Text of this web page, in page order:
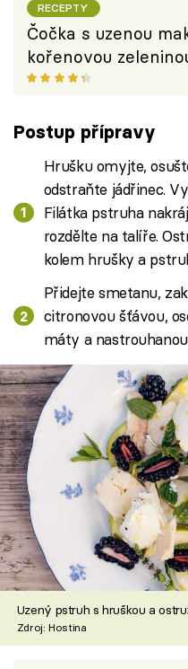
RECEPTY
Čočka s uzenou
kořenovou
Postup přípravy
Hrušku omyjte,
odstraňte jádřinec.
Filátka pstruha
rozdělte na talíře.
kolem hrušky a
Přidejte smetanu,
citronovou šťávou,
máty a
Uzený pstruh s hruškou a
Zdroj: Hostina